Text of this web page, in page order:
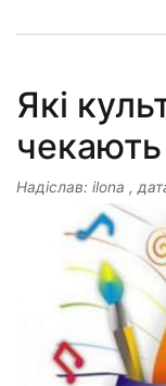
Які
чекають
Надіслав: ilona ,